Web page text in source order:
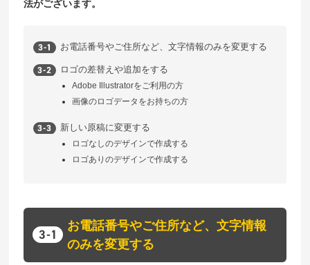
法がございます。
お電話番号やご住所など、文字情報のみを変更する
ロゴの差替えや追加をする
Adobe Illustratorをご利用の方
画像のロゴデータをお持ちの方
新しい原稿に変更する
ロゴなしのデザインで作成する
ロゴありのデザインで作成する
お電話番号やご住所など、文字情報
のみを変更する